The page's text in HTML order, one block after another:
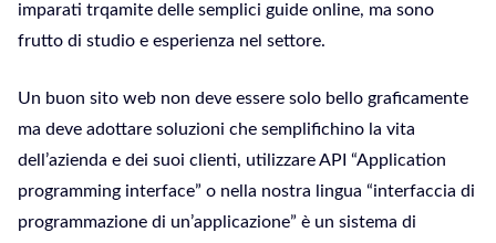
imparati trqamite delle semplici guide online, ma sono
frutto di studio e esperienza nel settore.
Un buon sito web non deve essere solo bello graficamente
ma deve adottare soluzioni che semplifichino la vita
dell’azienda e dei suoi clienti, utilizzare API “Application
programming interface” o nella nostra lingua “interfaccia di
programmazione di un’applicazione” è un sistema di